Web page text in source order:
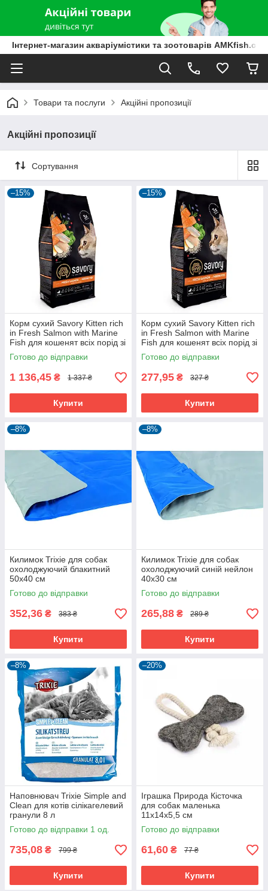
Інтернет-магазин акваріумістики та зоотоварів AMKfish.com
Товари та послуги Акційні пропозиції
Акційні пропозиції
Сортування
–15%
Корм сухий Savory Kitten rich
in Fresh Salmon with Marine
Fish для кошенят всіх порід зі
свіжим лососем та морською
рибою 2
Готово до відправки
1 136,45 ₴ 1 337 ₴
Купити
–15%
Корм сухий Savory Kitten rich
in Fresh Salmon with Marine
Fish для кошенят всіх порід зі
свіжим лососем та морською
рибою 40
Готово до відправки
277,95 ₴ 327 ₴
Купити
–8%
Килимок Trixie для собак
охолоджуючий блакитний
50х40 см
Готово до відправки
352,36 ₴ 383 ₴
Купити
–8%
Килимок Trixie для собак
охолоджуючий синій нейлон
40х30 см
Готово до відправки
265,88 ₴ 289 ₴
Купити
–8%
Наповнювач Trixie Simple and
Clean для котів сілікагелевий
гранули 8 л
Готово до відправки 1 од.
735,08 ₴ 799 ₴
Купити
–20%
Іграшка Природа Кісточка
для собак маленька
11х14х5,5 см
Готово до відправки
61,60 ₴ 77 ₴
Купити